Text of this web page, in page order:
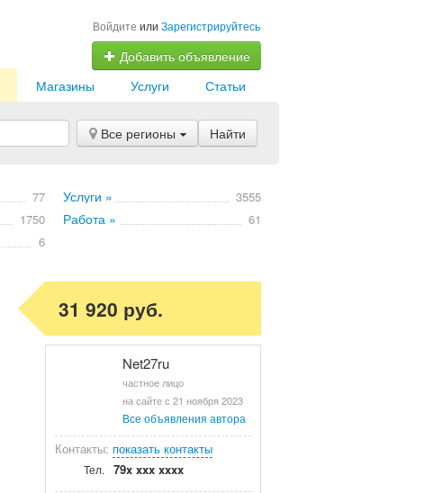
Войдите или Зарегистрируйтесь
Добавить объявление
Статьи
Услуги
Магазины
Все регионы Найти
77 Услуги » 3555
1750 Работа » 61
6
31 920 руб.
Net27ru
частное лицо
на сайте с 21 ноября 2023
Все объявления автора
Контакты: показать контакты
Тел. 79x xxx xxxx